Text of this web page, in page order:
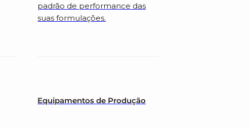
padrão de performance das
suas formulações.
Equipamentos de Produção